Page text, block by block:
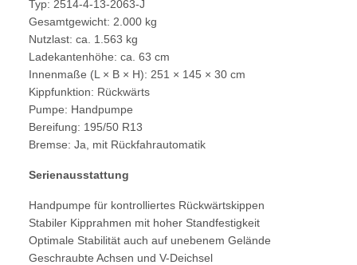
Typ: 2514-4-13-2063-J
Gesamtgewicht: 2.000 kg
Nutzlast: ca. 1.563 kg
Ladekantenhöhe: ca. 63 cm
Innenmaße (L × B × H): 251 × 145 × 30 cm
Kippfunktion: Rückwärts
Pumpe: Handpumpe
Bereifung: 195/50 R13
Bremse: Ja, mit Rückfahrautomatik
Serienausstattung
Handpumpe für kontrolliertes Rückwärtskippen
Stabiler Kipprahmen mit hoher Standfestigkeit
Optimale Stabilität auch auf unebenem Gelände
Geschraubte Achsen und V-Deichsel